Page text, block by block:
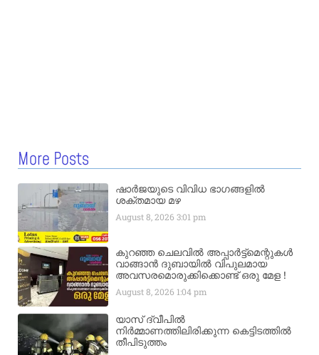
More Posts
ഷാർജയുടെ വിവിധ ഭാഗങ്ങളിൽ
ശക്തമായ മഴ
August 8, 20263:01 pm
കുറഞ്ഞ ചെലവിൽ അപ്പാർട്ട്മെന്റുകൾ
വാങ്ങാൻ ദുബായിൽ വിപുലമായ
അവസരമൊരുക്കിക്കൊണ്ട് ഒരു മേള !
August 8, 2026 1:04 pm
യാസ് ദ്വീപിൽ
നിർമ്മാണത്തിലിരിക്കുന്ന കെട്ടിടത്തിൽ
തീപിടുത്തം